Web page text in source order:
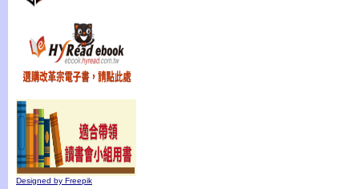
Designed by Freepik